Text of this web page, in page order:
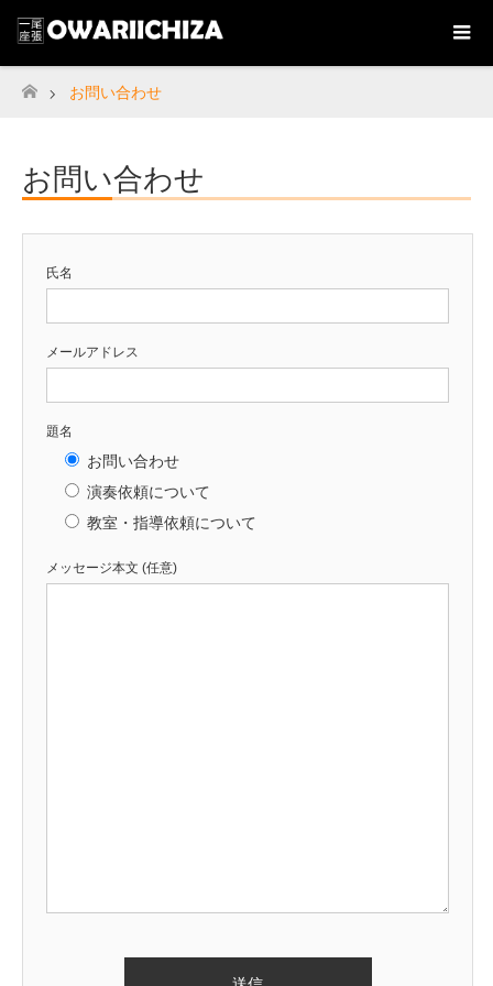
ホーム
お問い合わせ
お問い合わせ
氏名
メールアドレス
題名
お問い合わせ
演奏依頼について
教室・指導依頼について
メッセージ本文 (任意)